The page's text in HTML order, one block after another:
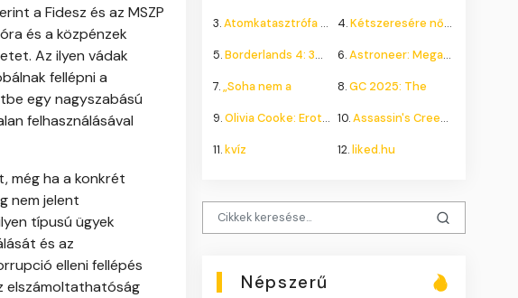
a Fidesz és az MSZP
és a közpénzek
Az ilyen vádak
fellépni a
egy nagyszabású
felhasználásával
még ha a konkrét
nem jelent
típusú ügyek
és az
elleni fellépés
elszámoltathatóság
3.Atomkatasztrófa 1985: A 4.Kétszeresére nőhet a
5.Borderlands 4: 300.000+ 6.Astroneer: Megatech DLC
7.„Soha nem a 8.GC 2025: The
9.Olivia Cooke: Erotikus 10.Assassin's Creed Shadows
11.kvíz 12.liked.hu
Népszerű